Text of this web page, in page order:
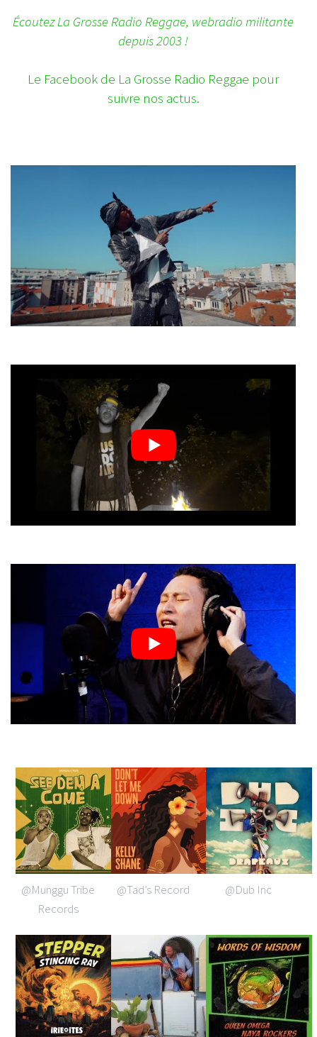
Écoutez La Grosse Radio Reggae, webradio militante
depuis 2003 !
Le Facebook de La Grosse Radio Reggae pour
suivre nos actus.
@Munggu Tribe
Records
@Tad’s Record @Dub Inc